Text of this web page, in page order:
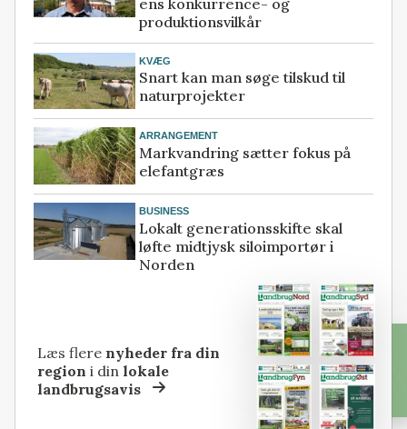
produktionsvilkår
KVÆG
Snart kan man søge tilskud til
naturprojekter
ARRANGEMENT
Markvandring sætter fokus på
elefantgræs
BUSINESS
Lokalt generationsskifte skal
løfte midtjysk siloimportør i
Norden
Læs flere nyheder fra din
region i dinlokale
landbrugsavis